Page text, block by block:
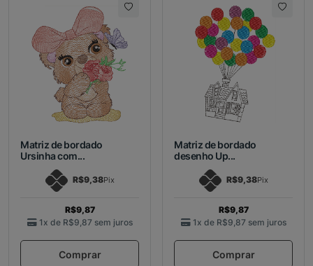
Matriz de bordado
Ursinha com...
R$9,38Pix
R$9,87
1x de R$9,87 sem juros
Comprar
Matriz de bordado
desenho Up...
R$9,38Pix
R$9,87
1x de R$9,87 sem juros
Comprar